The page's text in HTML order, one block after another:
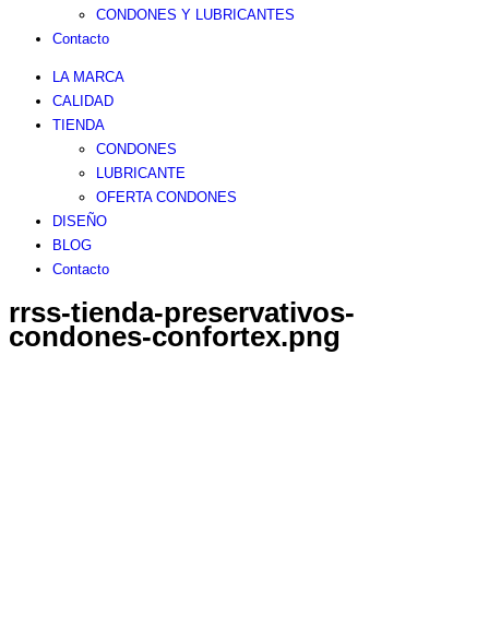
CONDONES Y LUBRICANTES
Contacto
LA MARCA
CALIDAD
TIENDA
CONDONES
LUBRICANTE
OFERTA CONDONES
DISEÑO
BLOG
Contacto
rrss-tienda-preservativos-
condones-confortex.png